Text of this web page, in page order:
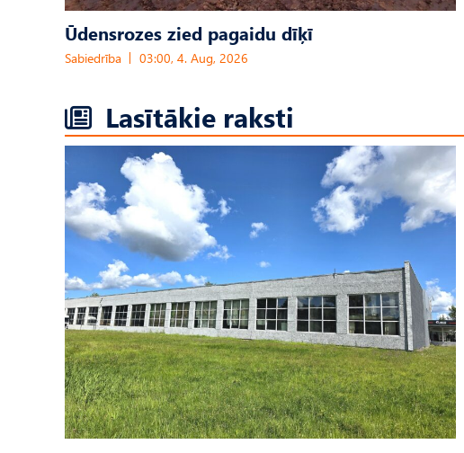
Ūdensrozes zied pagaidu dīķī
Sabiedrība 03:00, 4. Aug, 2026
Lasītākie raksti